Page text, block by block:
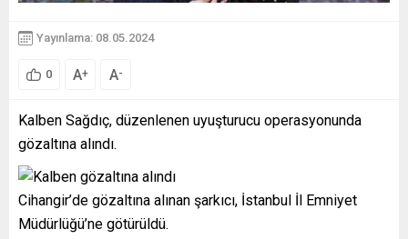
Yayınlama: 08.05.2024
0 A+ A-
Kalben Sağdıç, düzenlenen uyuşturucu operasyonunda
gözaltına alındı.
Cihangir’de gözaltına alınan şarkıcı, İstanbul İl Emniyet
Müdürlüğü’ne götürüldü.